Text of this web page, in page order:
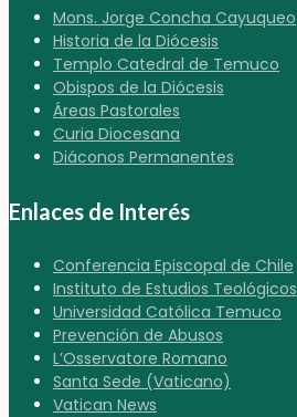
Mons. Jorge Concha Cayuqueo
Historia de la Diócesis
Templo Catedral de Temuco
Obispos de la Diócesis
Áreas Pastorales
Curia Diocesana
Diáconos Permanentes
Enlaces de Interés
Conferencia Episcopal de Chile
Instituto de Estudios Teológicos
Universidad Católica Temuco
Prevención de Abusos
L’Osservatore Romano
Santa Sede (Vaticano)
Vatican News